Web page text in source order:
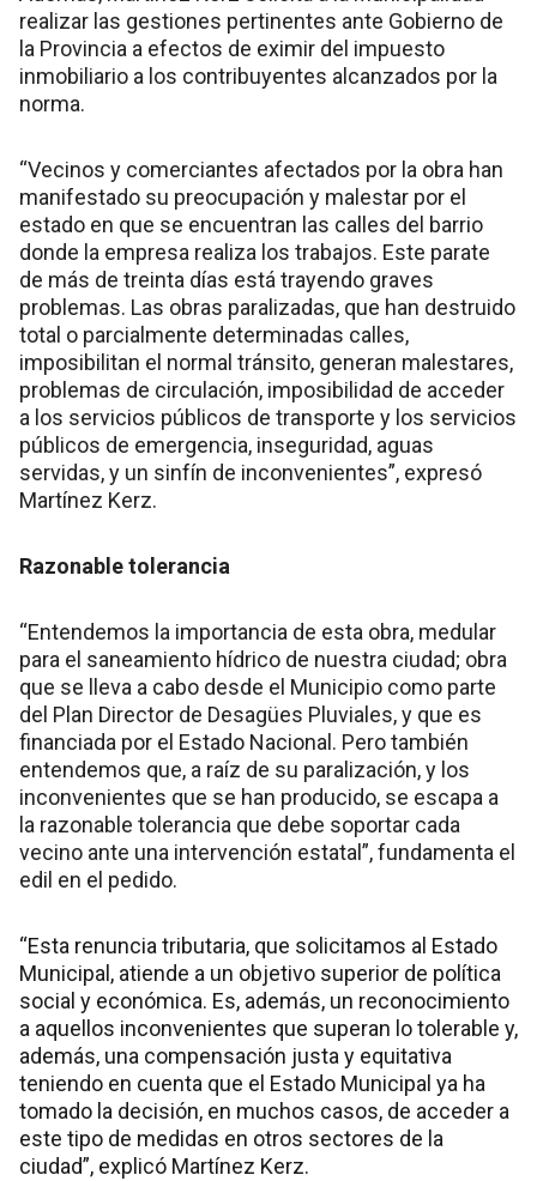
realizar las gestiones pertinentes ante Gobierno de
la Provincia a efectos de eximir del impuesto
inmobiliario a los contribuyentes alcanzados por la
norma.
“Vecinos y comerciantes afectados por la obra han
manifestado su preocupación y malestar por el
estado en que se encuentran las calles del barrio
donde la empresa realiza los trabajos. Este parate
de más de treinta días está trayendo graves
problemas. Las obras paralizadas, que han destruido
total o parcialmente determinadas calles,
imposibilitan el normal tránsito, generan malestares,
problemas de circulación, imposibilidad de acceder
a los servicios públicos de transporte y los servicios
públicos de emergencia, inseguridad, aguas
servidas, y un sinfín de inconvenientes”, expresó
Martínez Kerz.
Razonable tolerancia
“Entendemos la importancia de esta obra, medular
para el saneamiento hídrico de nuestra ciudad; obra
que se lleva a cabo desde el Municipio como parte
del Plan Director de Desagües Pluviales, y que es
financiada por el Estado Nacional. Pero también
entendemos que, a raíz de su paralización, y los
inconvenientes que se han producido, se escapa a
la razonable tolerancia que debe soportar cada
vecino ante una intervención estatal”, fundamenta el
edil en el pedido.
“Esta renuncia tributaria, que solicitamos al Estado
Municipal, atiende a un objetivo superior de política
social y económica. Es, además, un reconocimiento
a aquellos inconvenientes que superan lo tolerable y,
además, una compensación justa y equitativa
teniendo en cuenta que el Estado Municipal ya ha
tomado la decisión, en muchos casos, de acceder a
este tipo de medidas en otros sectores de la
ciudad”, explicó Martínez Kerz.